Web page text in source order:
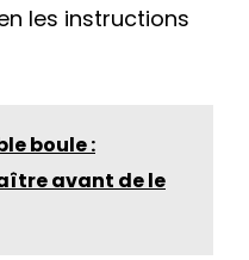
les instructions
boule :
avant de le